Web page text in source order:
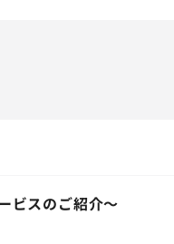
ビスのご紹介～